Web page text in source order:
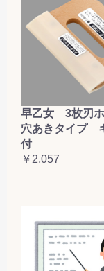
早乙女 3枚刃
穴あきタイプ
付
￥2,057